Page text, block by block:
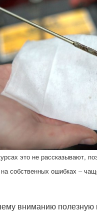
это не рассказывают,
собственных ошибках –
вниманию